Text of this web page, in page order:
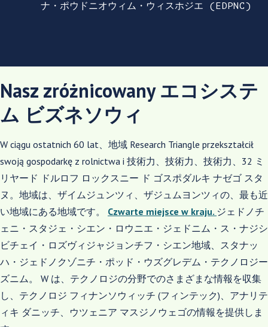
ナ・ポウドニオウィム・ウィスホジエ (EDPNC)
Nasz zróżnicowany エコシステ
ム ビズネソウィ
W ciągu ostatnich 60 lat、地域 Research Triangle przekształcił
swoją gospodarkę z rolnictwa i 技術力、技術力、技術力、32 ミ
リヤード ドルロフ ロックスニー ド ゴスポダルキ ナゼゴ スタ
ヌ。地域は、ザイムジュンツィ、ザジュムヨンツィの、最も近
い地域にある地域です。 Czwarte miejsce w kraju. ジェドノチ
ェニ・スタジェ・シエン・ロウニエ・ジェドニム・ス・ナジシ
ビチェイ・ロズヴィジャジョンチフ・シエン地域、スタナッ
ハ・ジェドノクゾニチ・ポッド・ウズグレデム・テクノロジー
ズニム。 W は、テクノロジの分野でのさまざまな情報を収集
し、テクノロジ フィナンソウィッチ (フィンテック)、アナリテ
ィキ ダニッチ、ウツェニア マスジノウェゴの情報を提供しま